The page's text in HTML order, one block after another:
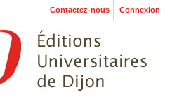
Connexion
Contactez-nous